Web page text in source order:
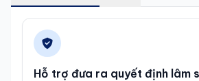
Hỗ trợ đưa ra quyết định lâm